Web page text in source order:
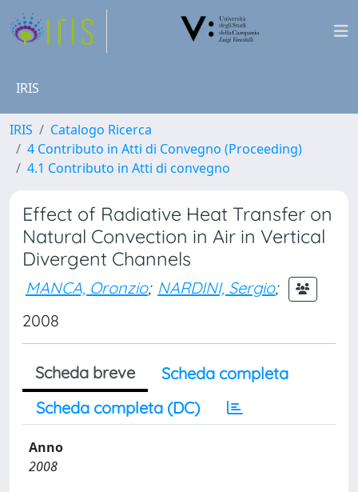
IRIS
IRIS
Catalogo Ricerca
4 Contributo in Atti di Convegno (Proceeding)
4.1 Contributo in Atti di convegno
Effect of Radiative Heat Transfer on
Natural Convection in Air in Vertical
Divergent Channels
MANCA, Oronzio; NARDINI, Sergio;
2008
Scheda breve
Scheda completa
Scheda completa (DC)
Anno
2008